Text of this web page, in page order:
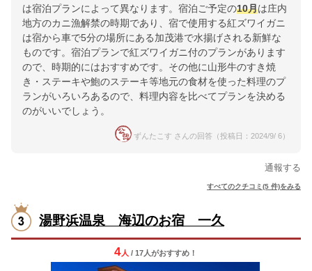
は宿泊プランによって異なります。宿泊ご予定の10月は庄内
地方のカニ漁解禁の時期であり、宿で使用する紅ズワイガニ
は宿から車で5分の場所にある加茂港で水揚げされる新鮮な
ものです。宿泊プランで紅ズワイガニ付のプランがあります
ので、時期的にはおすすめです。その他に山形牛のすき焼
き・ステーキや鮑のステーキ等地元の食材を使った料理のプ
ランがいろいろあるので、料理内容を比べてプランを決める
のがいいでしょう。
ずんたこす さんの回答（投稿日：2024/9/ 6）
通報する
すべてのクチコミ(5 件)をみる
湯野浜温泉 海辺のお宿 一久
4人 / 17人がおすすめ！